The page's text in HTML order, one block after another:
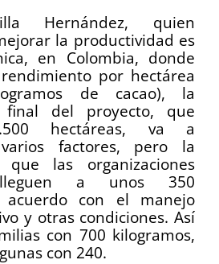
Hernández, quien
la productividad es
en Colombia, donde
por hectárea
de cacao), la
final del proyecto, que
hectáreas, va a
factores, pero la
que las organizaciones
lleguen a unos 350
acuerdo con el manejo
y otras condiciones. Así
con 700 kilogramos,
con 240.